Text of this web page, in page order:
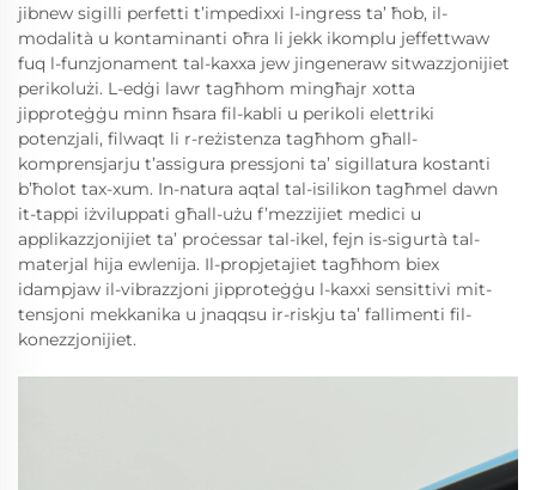
jibnew sigilli perfetti t’impedixxi l-ingress ta’ ħob, il-
modalità u kontaminanti oħra li jekk ikomplu jeffettwaw
fuq l-funzjonament tal-kaxxa jew jingeneraw sitwazzjonijiet
perikolużi. L-edġi lawr tagħhom mingħajr xotta
jipproteġġu minn ħsara fil-kabli u perikoli elettriki
potenzjali, filwaqt li r-reżistenza tagħhom għall-
komprensjarju t’assigura pressjoni ta’ sigillatura kostanti
b’ħolot tax-xum. In-natura aqtal tal-isilikon tagħmel dawn
it-tappi iżviluppati għall-użu f’mezzijiet medici u
applikazzjonijiet ta’ proċessar tal-ikel, fejn is-sigurtà tal-
materjal hija ewlenija. Il-propjetajiet tagħhom biex
idampjaw il-vibrazzjoni jipproteġġu l-kaxxi sensittivi mit-
tensjoni mekkanika u jnaqqsu ir-riskju ta’ fallimenti fil-
konezzjonijiet.